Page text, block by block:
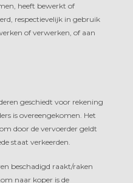
heeft bewerkt of
respectievelijk in gebruik
of verwerken, of aan
geschiedt voor rekening
is overeengekomen. Het
door de vervoerder geldt
staat verkeerden.
beschadigd raakt/raken
naar koper is de